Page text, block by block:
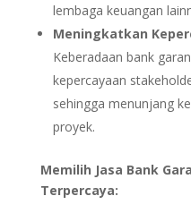
lembaga keuangan
Meningkatkan
Keberadaan bank
kepercayaan
sehingga menunjang
proyek.
Memilih Jasa Bank
Terpercaya: